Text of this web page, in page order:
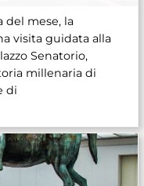
del mese, la
visita guidata alla
Senatorio,
millenaria di
di